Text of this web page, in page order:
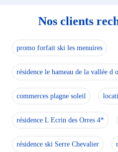
Nos clients
promo forfait ski les menuires
résidence le hameau de la vallée d
commerces plagne soleil
résidence L Ecrin des Orres 4*
résidence ski Serre Chevalier